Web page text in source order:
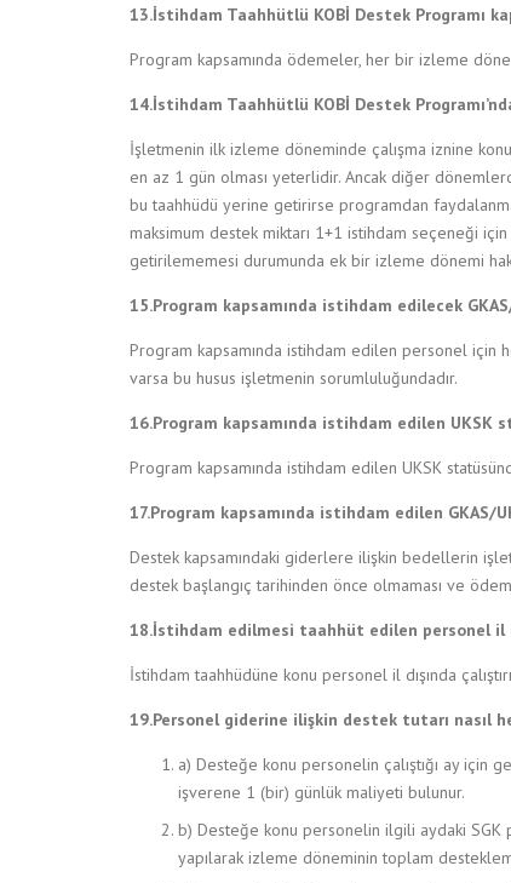
13.İstihdam Taahhütlü KOBİ Destek Programı
Program kapsamında ödemeler, her bir izleme
14.İstihdam Taahhütlü KOBİ Destek
İşletmenin ilk izleme döneminde çalışma iznine
en az 1 gün olması yeterlidir. Ancak diğer
bu taahhüdü yerine getirirse programdan
maksimum destek miktarı 1+1 istihdam seçeneği
getirilememesi durumunda ek bir izleme dönemi
15.Program kapsamında istihdam edilecek
Program kapsamında istihdam edilen personel için
varsa bu husus işletmenin sorumluluğundadır.
16.Program kapsamında istihdam edilen UKSK
Program kapsamında istihdam edilen UKSK
17.Program kapsamında istihdam edilen GKAS/
Destek kapsamındaki giderlere ilişkin bedellerin
destek başlangıç tarihinden önce olmaması ve
18.İstihdam edilmesi taahhüt edilen personel il
İstihdam taahhüdüne konu personel il dışında
19.Personel giderine ilişkin destek tutarı nasıl
a) Desteğe konu personelin çalıştığı ay için
işverene 1 (bir) günlük maliyeti bulunur.
b) Desteğe konu personelin ilgili aydaki SGK
yapılarak izleme döneminin toplam